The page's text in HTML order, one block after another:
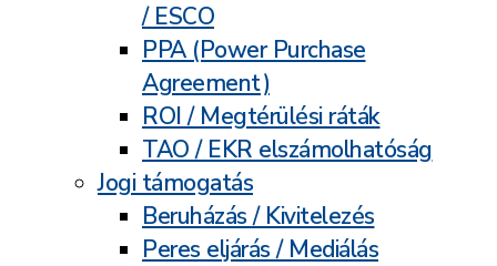
/ ESCO
PPA (Power Purchase
Agreement)
ROI / Megtérülési ráták
TAO / EKR elszámolhatóság
Jogi támogatás
Beruházás / Kivitelezés
Peres eljárás / Mediálás